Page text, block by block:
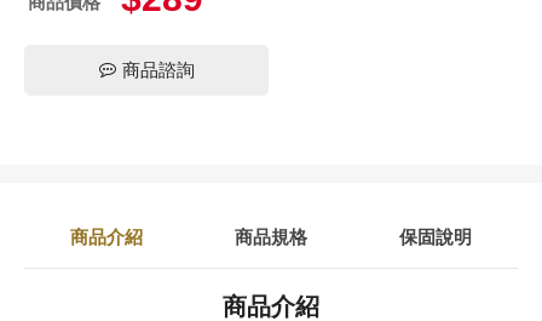
商品諮詢
商品介紹 商品規格 保固說明
商品介紹